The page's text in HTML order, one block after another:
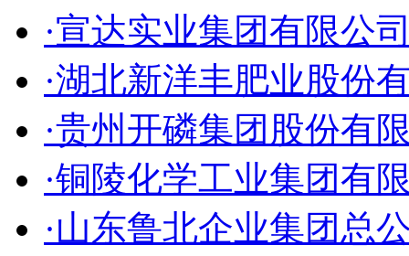
·宣达实业集团有限公
·湖北新洋丰肥业股份
·贵州开磷集团股份有
·铜陵化学工业集团有
·山东鲁北企业集团总